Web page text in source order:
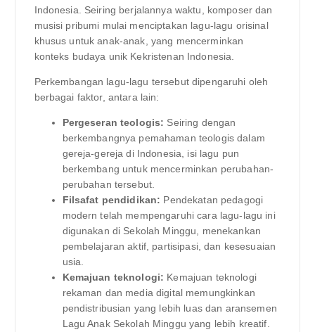
Indonesia. Seiring berjalannya waktu, komposer dan
musisi pribumi mulai menciptakan lagu-lagu orisinal
khusus untuk anak-anak, yang mencerminkan
konteks budaya unik Kekristenan Indonesia.
Perkembangan lagu-lagu tersebut dipengaruhi oleh
berbagai faktor, antara lain:
Pergeseran teologis: Seiring dengan
berkembangnya pemahaman teologis dalam
gereja-gereja di Indonesia, isi lagu pun
berkembang untuk mencerminkan perubahan-
perubahan tersebut.
Filsafat pendidikan: Pendekatan pedagogi
modern telah mempengaruhi cara lagu-lagu ini
digunakan di Sekolah Minggu, menekankan
pembelajaran aktif, partisipasi, dan kesesuaian
usia.
Kemajuan teknologi: Kemajuan teknologi
rekaman dan media digital memungkinkan
pendistribusian yang lebih luas dan aransemen
Lagu Anak Sekolah Minggu yang lebih kreatif.